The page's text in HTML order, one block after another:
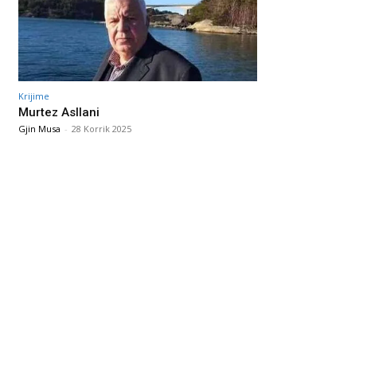
Krijime
Murtez Asllani
Gjin Musa - 28 Korrik 2025